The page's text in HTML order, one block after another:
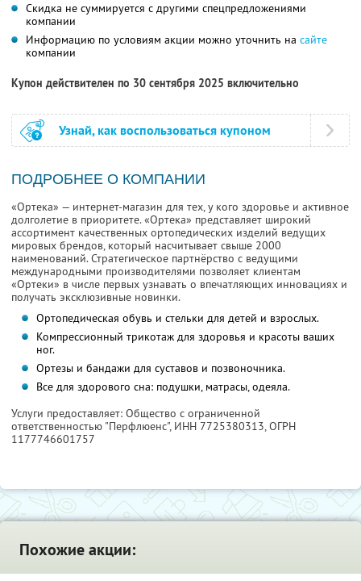
Скидка не суммируется с другими спецпредложениями
компании
Информацию по условиям акции можно уточнить на сайте
компании
Купон действителен по 30 сентября 2025 включительно
Узнай, как воспользоваться купоном
ПОДРОБНЕЕ О КОМПАНИИ
«Ортека» — интернет-магазин для тех, у кого здоровье и активное
долголетие в приоритете. «Ортека» представляет широкий
ассортимент качественных ортопедических изделий ведущих
мировых брендов, который насчитывает свыше 2000
наименований. Стратегическое партнёрство с ведущими
международными производителями позволяет клиентам
«Ортеки» в числе первых узнавать о впечатляющих инновациях и
получать эксклюзивные новинки.
Ортопедическая обувь и стельки для детей и взрослых.
Компрессионный трикотаж для здоровья и красоты ваших
ног.
Ортезы и бандажи для суставов и позвоночника.
Все для здорового сна: подушки, матрасы, одеяла.
Услуги предоставляет: Общество с ограниченной
ответственностью "Перфлюенс", ИНН 7725380313, ОГРН
1177746601757
Похожие акции: